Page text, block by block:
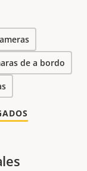
de a bordo